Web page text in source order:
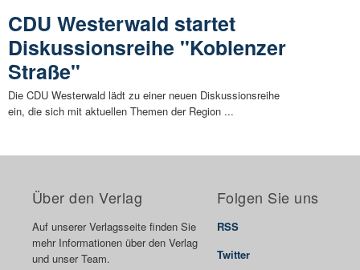
CDU Westerwald startet
Diskussionsreihe "Koblenzer
Straße"
Die CDU Westerwald lädt zu einer neuen Diskussionsreihe
ein, die sich mit aktuellen Themen der Region ...
Über den Verlag
Auf unserer Verlagsseite finden Sie
mehr Informationen über den Verlag
und unser Team.
Folgen Sie uns
RSS
Twitter